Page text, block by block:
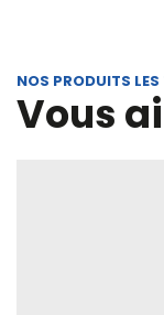
NOS PRODUITS
Vous